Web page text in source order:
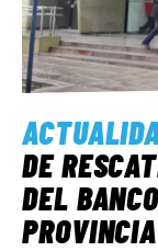
DE
DEL
PROVINCIA